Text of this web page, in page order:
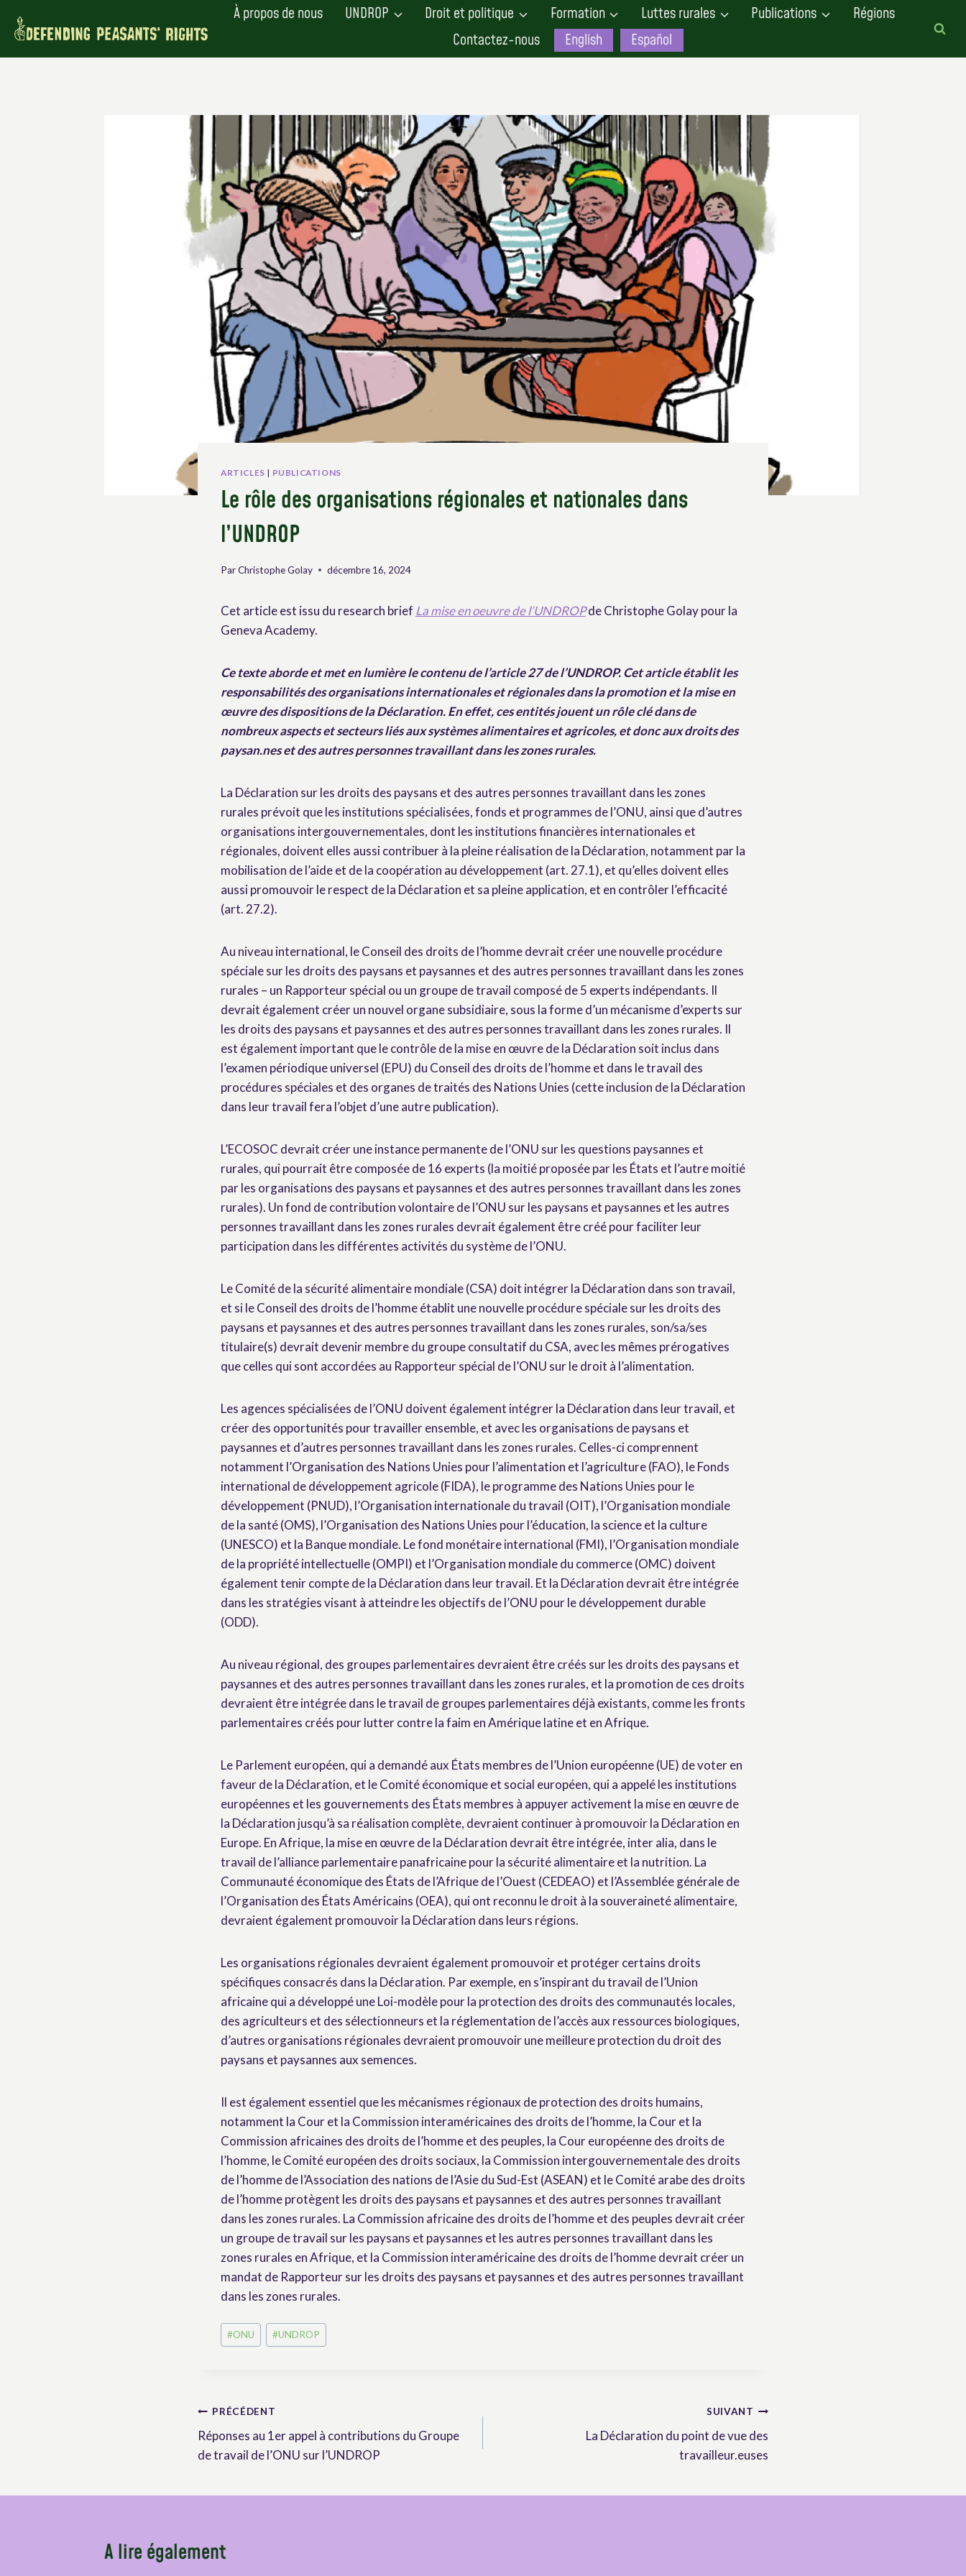
À propos de nous UNDROP Droit et politique Formation Luttes rurales Publications
Régions
Contactez-nous
English Español
ARTICLES | PUBLICATIONS
Le rôle des organisations régionales et nationales dans
l’UNDROP
ParChristophe Golay décembre 16, 2024
Cet article est issu du research brief La mise en oeuvre de l’UNDROPde Christophe Golay pour la
Geneva Academy.
Ce texte aborde et met en lumière le contenu de l’article 27 de l’UNDROP. Cet article établit les
responsabilités des organisations internationales et régionales dans la promotion et la mise en
œuvre des dispositions de la Déclaration. En effet, ces entités jouent un rôle clé dans de
nombreux aspects et secteurs liés aux systèmes alimentaires et agricoles, et donc aux droits des
paysan.nes et des autres personnes travaillant dans les zones rurales.
La Déclaration sur les droits des paysans et des autres personnes travaillant dans les zones
rurales prévoit que les institutions spécialisées, fonds et programmes de l’ONU, ainsi que d’autres
organisations intergouvernementales, dont les institutions financières internationales et
régionales, doivent elles aussi contribuer à la pleine réalisation de la Déclaration, notamment par la
mobilisation de l’aide et de la coopération au développement (art. 27.1), et qu’elles doivent elles
aussi promouvoir le respect de la Déclaration et sa pleine application, et en contrôler l’efficacité
(art. 27.2).
Au niveau international, le Conseil des droits de l’homme devrait créer une nouvelle procédure
spéciale sur les droits des paysans et paysannes et des autres personnes travaillant dans les zones
rurales – un Rapporteur spécial ou un groupe de travail composé de 5 experts indépendants. Il
devrait également créer un nouvel organe subsidiaire, sous la forme d’un mécanisme d’experts sur
les droits des paysans et paysannes et des autres personnes travaillant dans les zones rurales. Il
est également important que le contrôle de la mise en œuvre de la Déclaration soit inclus dans
l’examen périodique universel (EPU) du Conseil des droits de l’homme et dans le travail des
procédures spéciales et des organes de traités des Nations Unies (cette inclusion de la Déclaration
dans leur travail fera l’objet d’une autre publication).
L’ECOSOC devrait créer une instance permanente de l’ONU sur les questions paysannes et
rurales, qui pourrait être composée de 16 experts (la moitié proposée par les États et l’autre moitié
par les organisations des paysans et paysannes et des autres personnes travaillant dans les zones
rurales). Un fond de contribution volontaire de l’ONU sur les paysans et paysannes et les autres
personnes travaillant dans les zones rurales devrait également être créé pour faciliter leur
participation dans les différentes activités du système de l’ONU.
Le Comité de la sécurité alimentaire mondiale (CSA) doit intégrer la Déclaration dans son travail,
et si le Conseil des droits de l’homme établit une nouvelle procédure spéciale sur les droits des
paysans et paysannes et des autres personnes travaillant dans les zones rurales, son/sa/ses
titulaire(s) devrait devenir membre du groupe consultatif du CSA, avec les mêmes prérogatives
que celles qui sont accordées au Rapporteur spécial de l’ONU sur le droit à l’alimentation.
Les agences spécialisées de l’ONU doivent également intégrer la Déclaration dans leur travail, et
créer des opportunités pour travailler ensemble, et avec les organisations de paysans et
paysannes et d’autres personnes travaillant dans les zones rurales. Celles-ci comprennent
notamment l’Organisation des Nations Unies pour l’alimentation et l’agriculture (FAO), le Fonds
international de développement agricole (FIDA), le programme des Nations Unies pour le
développement (PNUD), l’Organisation internationale du travail (OIT), l’Organisation mondiale
de la santé (OMS), l’Organisation des Nations Unies pour l’éducation, la science et la culture
(UNESCO) et la Banque mondiale. Le fond monétaire international (FMI), l’Organisation mondiale
de la propriété intellectuelle (OMPI) et l’Organisation mondiale du commerce (OMC) doivent
également tenir compte de la Déclaration dans leur travail. Et la Déclaration devrait être intégrée
dans les stratégies visant à atteindre les objectifs de l’ONU pour le développement durable
(ODD).
Au niveau régional, des groupes parlementaires devraient être créés sur les droits des paysans et
paysannes et des autres personnes travaillant dans les zones rurales, et la promotion de ces droits
devraient être intégrée dans le travail de groupes parlementaires déjà existants, comme les fronts
parlementaires créés pour lutter contre la faim en Amérique latine et en Afrique.
Le Parlement européen, qui a demandé aux États membres de l’Union européenne (UE) de voter en
faveur de la Déclaration, et le Comité économique et social européen, qui a appelé les institutions
européennes et les gouvernements des États membres à appuyer activement la mise en œuvre de
la Déclaration jusqu’à sa réalisation complète, devraient continuer à promouvoir la Déclaration en
Europe. En Afrique, la mise en œuvre de la Déclaration devrait être intégrée, inter alia, dans le
travail de l’alliance parlementaire panafricaine pour la sécurité alimentaire et la nutrition. La
Communauté économique des États de l’Afrique de l’Ouest (CEDEAO) et l’Assemblée générale de
l’Organisation des États Américains (OEA), qui ont reconnu le droit à la souveraineté alimentaire,
devraient également promouvoir la Déclaration dans leurs régions.
Les organisations régionales devraient également promouvoir et protéger certains droits
spécifiques consacrés dans la Déclaration. Par exemple, en s’inspirant du travail de l’Union
africaine qui a développé une Loi-modèle pour la protection des droits des communautés locales,
des agriculteurs et des sélectionneurs et la réglementation de l’accès aux ressources biologiques,
d’autres organisations régionales devraient promouvoir une meilleure protection du droit des
paysans et paysannes aux semences.
Il est également essentiel que les mécanismes régionaux de protection des droits humains,
notamment la Cour et la Commission interaméricaines des droits de l’homme, la Cour et la
Commission africaines des droits de l’homme et des peuples, la Cour européenne des droits de
l’homme, le Comité européen des droits sociaux, la Commission intergouvernementale des droits
de l’homme de l’Association des nations de l’Asie du Sud-Est (ASEAN) et le Comité arabe des droits
de l’homme protègent les droits des paysans et paysannes et des autres personnes travaillant
dans les zones rurales. La Commission africaine des droits de l’homme et des peuples devrait créer
un groupe de travail sur les paysans et paysannes et les autres personnes travaillant dans les
zones rurales en Afrique, et la Commission interaméricaine des droits de l’homme devrait créer un
mandat de Rapporteur sur les droits des paysans et paysannes et des autres personnes travaillant
dans les zones rurales.
Post
Tags:
#ONU #UNDROP
Navigation
de
PRÉCÉDENT
Réponses au 1er appel à contributions du Groupe
de travail de l’ONU sur l’UNDROP
SUIVANT
La Déclaration du point de vue des
travailleur.euses
A lire également